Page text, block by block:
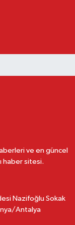
ve en güncel
haber sitesi.
Nazifoğlu Sokak
Antalya